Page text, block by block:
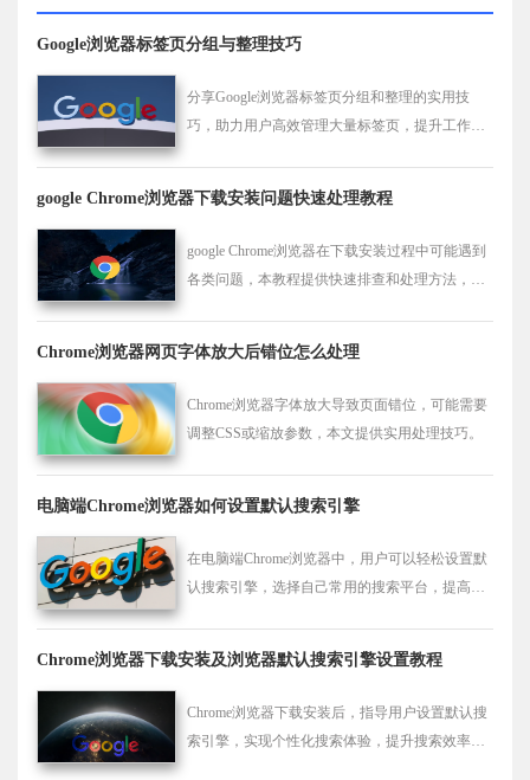
Google浏览器标签页分组与整理技巧
分享Google浏览器标签页分组和整理的实用技
巧，助力用户高效管理大量标签页，提升工作效
google Chrome浏览器下载安装问题快速处理教程
google Chrome浏览器在下载安装过程中可能遇到
各类问题，本教程提供快速排查和处理方法，并
Chrome浏览器网页字体放大后错位怎么处理
Chrome浏览器字体放大导致页面错位，可能需要
调整CSS或缩放参数，本文提供实用处理技巧。
电脑端Chrome浏览器如何设置默认搜索引擎
在电脑端Chrome浏览器中，用户可以轻松设置默
认搜索引擎，选择自己常用的搜索平台，提高搜
Chrome浏览器下载安装及浏览器默认搜索引擎设置教程
Chrome浏览器下载安装后，指导用户设置默认搜
索引擎，实现个性化搜索体验，提升搜索效率和